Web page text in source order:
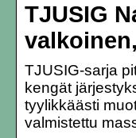
TJUSIG
TJUSIG-sarja
kengät
tyylikkäästi
valmistettu